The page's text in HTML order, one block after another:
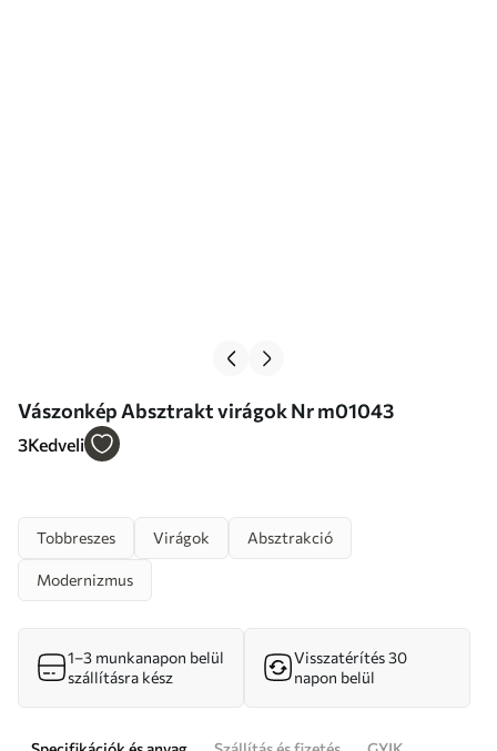
Vászonkép Absztrakt virágok Nr m01043
3Kedveli
Tobbreszes Virágok Absztrakció
Modernizmus
1–3 munkanapon belül
szállításra kész
Visszatérítés 30
napon belül